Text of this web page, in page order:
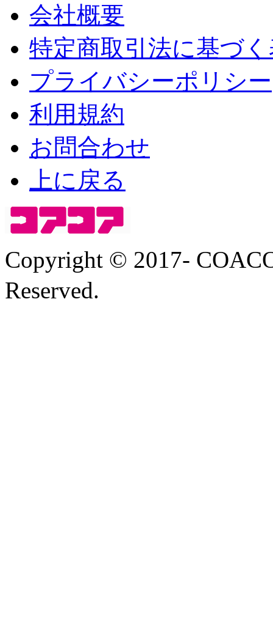
会社概要
特定商取引法に基づ
プライバシーポリシー
利用規約
お問合わせ
上に戻る
Copyright © 2017-
Reserved.